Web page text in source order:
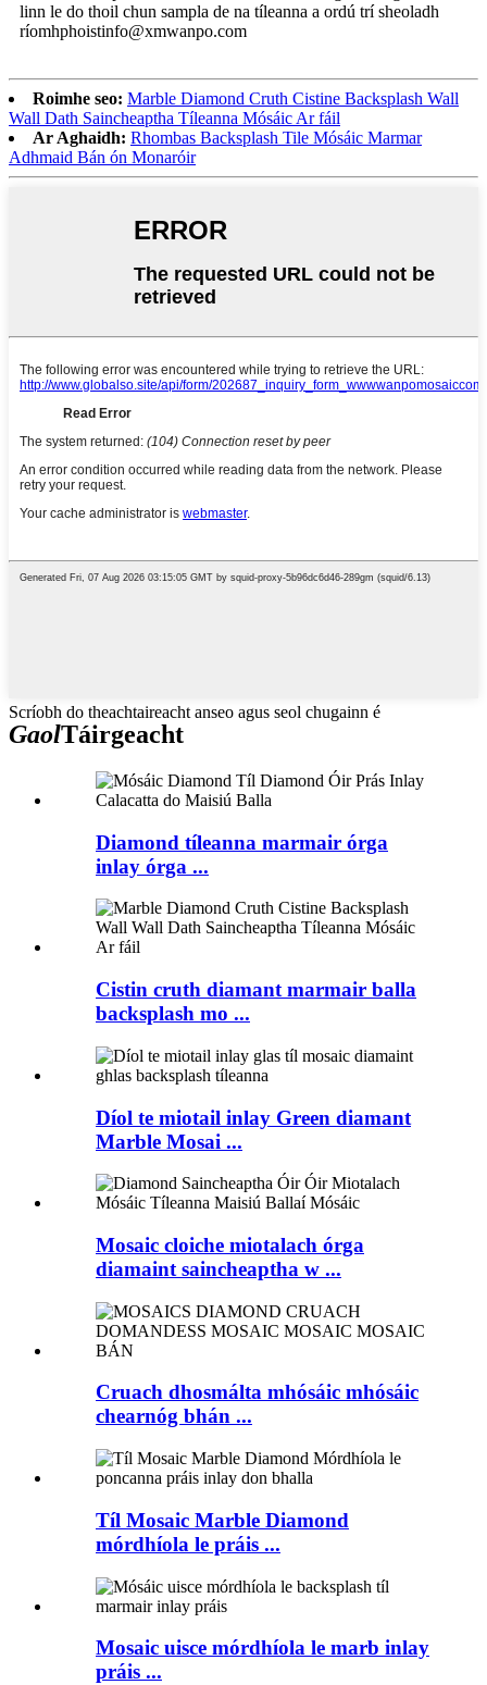
linn le do thoil chun sampla de na tíleanna a ordú trí sheoladh
ríomhphoistinfo@xmwanpo.com
Roimhe seo: Marble Diamond Cruth Cistine Backsplash Wall
Wall Dath Saincheaptha Tíleanna Mósáic Ar fáil
Ar Aghaidh: Rhombas Backsplash Tile Mósáic Marmar
Adhmaid Bán ón Monaróir
Scríobh do theachtaireacht anseo agus seol chugainn é
GaolTáirgeacht
Diamond tíleanna marmair órga
inlay órga ...
Cistin cruth diamant marmair balla
backsplash mo ...
Díol te miotail inlay Green diamant
Marble Mosai ...
Mosaic cloiche miotalach órga
diamaint saincheaptha w ...
Cruach dhosmálta mhósáic mhósáic
chearnóg bhán ...
Tíl Mosaic Marble Diamond
mórdhíola le práis ...
Mosaic uisce mórdhíola le marb inlay
práis ...